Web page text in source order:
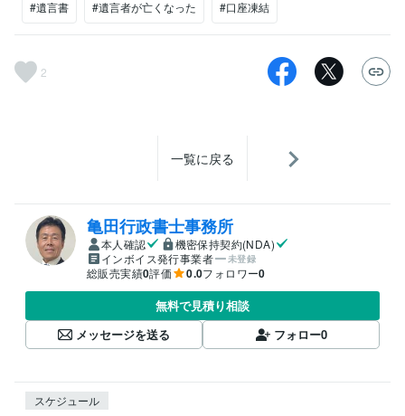
#遺言書 #遺言者が亡くなった #口座凍結
2
一覧に戻る
亀田行政書士事務所
本人確認
機密保持契約(NDA)
インボイス発行事業者
未登録
総販売実績0評価 0.0フォロワー0
無料で見積り相談
メッセージを送る
フォロー0
スケジュール